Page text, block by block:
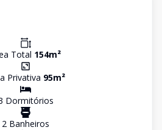
Total 154m²
Privativa 95m²
Dormitórios
2 Banheiros